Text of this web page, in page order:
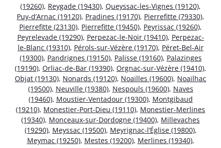
(19260), Reygade (19430), Queyssac-les-Vignes (19120),
Puy-d’Arnac (19120), Pradines (19170), Pierrefitte (79330),
Pierrefitte (23130), Pierrefitte (19450), Peyrissac (19260),
Peyrelevade (19290), Perpezac-le-Noir (19410), Perpezac-
le-Blanc (19310), Pérols-sur-Vézère (19170), Péret-Bel-Air
(19300), Pandrignes (19150), Palisse (19160), Palazinges
(19190), Orliac-de-Bar (19390), Orgnac-sur-Vézère (19410),
Objat (19130), Nonards (19120), Noailles (19600), Noailhac
(19500), Neuville (19380), Nespouls (19600), Naves
(19460), Moustier-Ventadour (19300), Montgibaud
(19210), Monestier-Port-Dieu (19110), Monestier-Merlines
(19340), Monceaux-sur-Dordogne (19400), Millevaches
(19290), Meyssac (19500), Meyrignac-l’Église (19800),
Meymac (19250), Mestes (19200), Merlines (19340),